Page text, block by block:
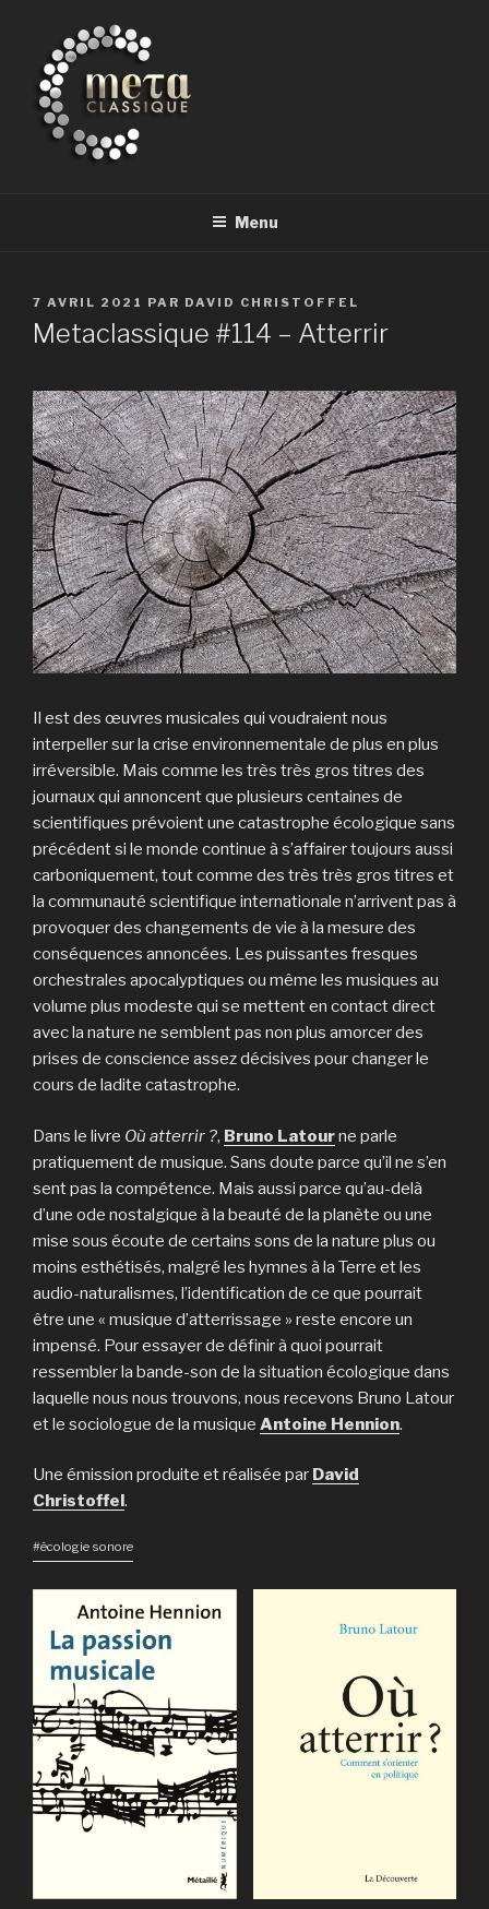
contenu
principal
Menu
PUBLIÉ
LE
7 AVRIL 2021 PAR DAVID CHRISTOFFEL
Metaclassique #114 – Atterrir
Il est des œuvres musicales qui voudraient nous
interpeller sur la crise environnementale de plus en plus
irréversible. Mais comme les très très gros titres des
journaux qui annoncent que plusieurs centaines de
scientifiques prévoient une catastrophe écologique sans
précédent si le monde continue à s’affairer toujours aussi
carboniquement, tout comme des très très gros titres et
la communauté scientifique internationale n’arrivent pas à
provoquer des changements de vie à la mesure des
conséquences annoncées. Les puissantes fresques
orchestrales apocalyptiques ou même les musiques au
volume plus modeste qui se mettent en contact direct
avec la nature ne semblent pas non plus amorcer des
prises de conscience assez décisives pour changer le
cours de ladite catastrophe.
Dans le livre Où atterrir ?, Bruno Latourne parle
pratiquement de musique. Sans doute parce qu’il ne s’en
sent pas la compétence. Mais aussi parce qu’au-delà
d’une ode nostalgique à la beauté de la planète ou une
mise sous écoute de certains sons de la nature plus ou
moins esthétisés, malgré les hymnes à la Terre et les
audio-naturalismes, l’identification de ce que pourrait
être une « musique d’atterrissage » reste encore un
impensé. Pour essayer de définir à quoi pourrait
ressembler la bande-son de la situation écologique dans
laquelle nous nous trouvons, nous recevons Bruno Latour
et le sociologue de la musique Antoine Hennion.
Une émission produite et réalisée par David
Christoffel.
#écologie sonore